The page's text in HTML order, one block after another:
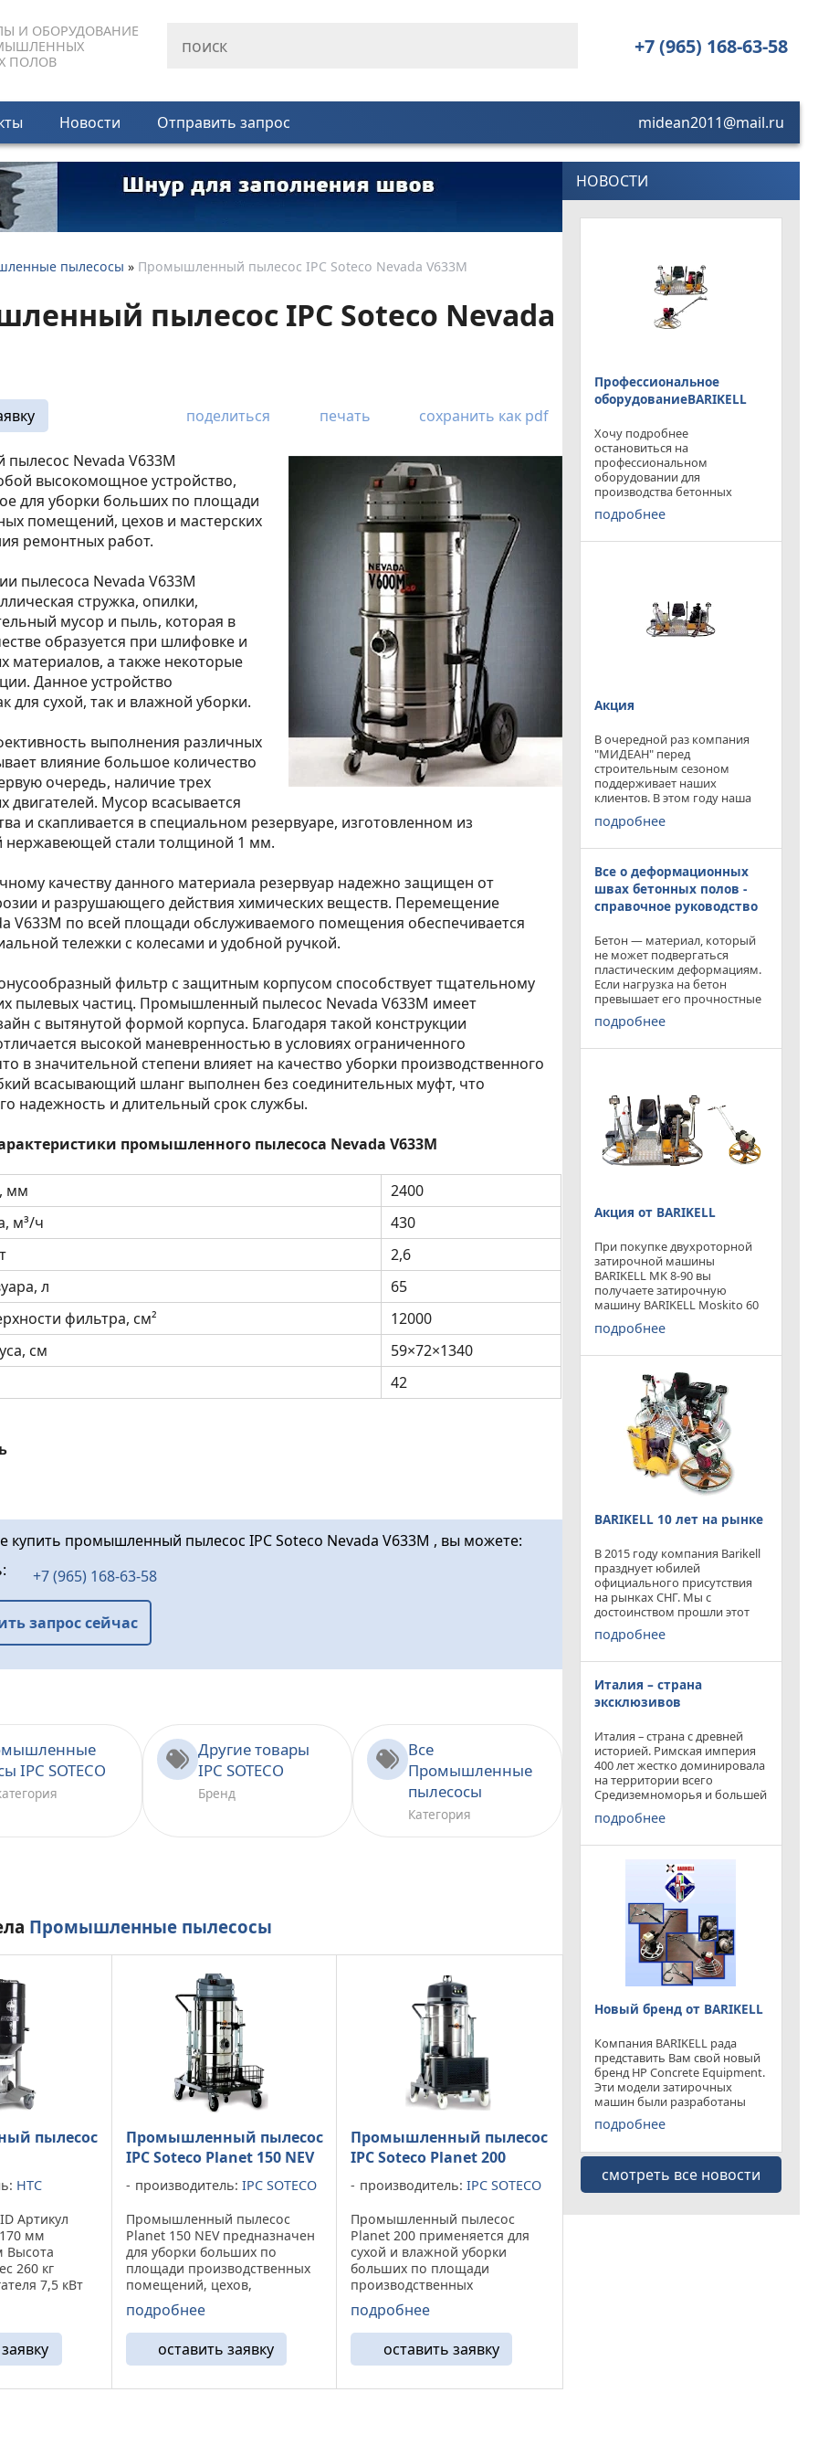
И ОБОРУДОВАНИЕ
ПОЛОВ
+7 (965) 168-63-58
Новости Отправить запрос midean2011@mail.ru
пылесосы » Промышленный пылесос IPC Soteco Nevada V633M
пылесос IPC Soteco Nevada
поделиться печать сохранить как pdf
Nevada V633M
высокомощное устройство,
для уборки больших по площади
помещений, цехов и мастерских
ремонтных работ.
пылесоса Nevada V633M
стружка, опилки,
мусор и пыль, которая в
образуется при шлифовке и
материалов, а также некоторые
Данное устройство
для сухой, так и влажной уборки.
выполнения различных
влияние большое количество
очередь, наличие трех
двигателей. Мусор всасывается
и скапливается в специальном резервуаре, изготовленном из
нержавеющей стали толщиной 1 мм.
качеству данного материала резервуар надежно защищен от
и разрушающего действия химических веществ. Перемещение
V633M по всей площади обслуживаемого помещения обеспечивается
тележки с колесами и удобной ручкой.
фильтр с защитным корпусом способствует тщательному
пылевых частиц. Промышленный пылесос Nevada V633M имеет
с вытянутой формой корпуса. Благодаря такой конструкции
высокой маневренностью в условиях ограниченного
в значительной степени влияет на качество уборки производственного
всасывающий шланг выполнен без соединительных муфт, что
надежность и длительный срок службы.
промышленного пылесоса Nevada V633M
мм
2400
м³/ч
430
2,6
л
65
фильтра, см²
12000
см
59×72×1340
42
купить промышленный пылесос IPC Soteco Nevada V633M , вы можете:
+7 (965) 168-63-58
запрос сейчас
IPC SOTECO
Другие товары
IPC SOTECO
Бренд
Все
Промышленные
пылесосы
Категория
Промышленные пылесосы
пылесос
HTC
Артикул
мм
Высота
260 кг
7,5 кВт
16,7
В
Количество
700
Промышленный пылесос
IPC Soteco Planet 150 NEV
производитель: IPC SOTECO
Промышленный пылесос
Planet 150 NEV предназначен
для уборки больших по
площади производственных
помещений, цехов,
мастерских, гаражей и т.д., где
практически невозможно
использование стандартных
бытовых поломоечных
машин. При эксплуатации
подробнее
оставить заявку
Промышленный пылесос
IPC Soteco Planet 200
производитель:IPC SOTECO
Промышленный пылесос
Planet 200 применяется для
сухой и влажной уборки
больших по площади
производственных
помещений, цехов, заводов и
мастерских. При эксплуатации
данного устройства
достигается
высокоэффективное удаление
подробнее
оставить заявку
НОВОСТИ
Профессиональное
оборудованиеBARIKELL
Хочу подробнее
остановиться на
профессиональном
оборудовании для
производства бетонных
работ, ибо к качеству
поверхности бетона в
широк. Это
подробнее
Акция
В очередной раз компания
"МИДЕАН" перед
строительным сезоном
поддерживает наших
клиентов. В этом году наша
компания предлагает
приобрести двухроторную
площадью затирки 2540 мм
по цене двухроторной
подробнее
Все о деформационных
швах бетонных полов -
справочное руководство
Бетон — материал, который
не может подвергаться
пластическим деформациям.
Если нагрузка на бетон
превышает его прочностные
характеристики, то он
попросту растрескивается.
подробнее
Акция от BARIKELL
При покупке двухроторной
затирочной машины
BARIKELL MK 8-90 вы
получаете затирочную
машину BARIKELL Moskito 60
абсолютно бесплатно
подробнее
BARIKELL 10 лет на рынке
В 2015 году компания Barikell
празднует юбилей
официального присутствия
на рынках СНГ. Мы с
достоинством прошли этот
отрезок времени ,
конкурируя с
результатов и целей которые
перед собой ставили.
подробнее
Италия – страна
эксклюзивов
Италия – страна с древней
историей. Римская империя
400 лет жестко доминировала
на территории всего
Средиземноморья и большей
частью Европы. Императоры
и правители аппенин
Каждый гражданин Земли
подробнее
Новый бренд от BARIKELL
Компания BARIKELL рада
представить Вам свой новый
бренд HP Concrete Equipment.
Эти модели затирочных
машин были разработаны
специально для
удовлетворения рынка
класса . Данная "белая линия"
представлена несколькими
моделями
подробнее
смотреть все новости